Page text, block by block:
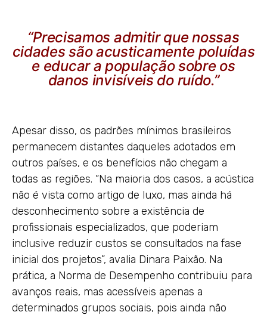
“Precisamos admitir que nossas
cidades são acusticamente poluídas
e educar a população sobre os
danos invisíveis do ruído.”
Apesar disso, os padrões mínimos brasileiros
permanecem distantes daqueles adotados em
outros países, e os benefícios não chegam a
todas as regiões. “Na maioria dos casos, a acústica
não é vista como artigo de luxo, mas ainda há
desconhecimento sobre a existência de
profissionais especializados, que poderiam
inclusive reduzir custos se consultados na fase
inicial dos projetos”, avalia Dinara Paixão. Na
prática, a Norma de Desempenho contribuiu para
avanços reais, mas acessíveis apenas a
determinados grupos sociais, pois ainda não